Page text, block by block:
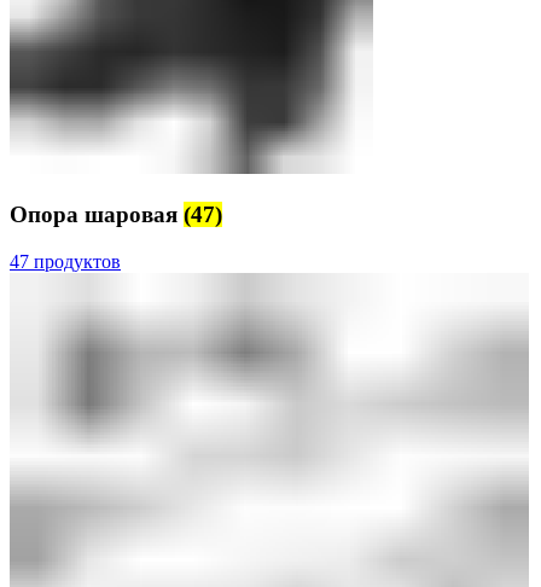
Опора шаровая (47)
47 продуктов